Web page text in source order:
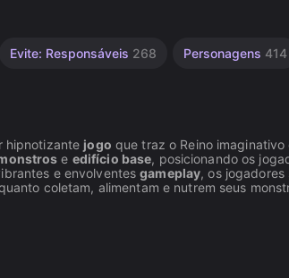
Evite: Responsáveis 268 Personagens 414
hipnotizante jogo que traz o Reino imaginativo
e edifício base, posicionando os
e envolventesgameplay, os jogadores
coletam, alimentam e nutrem seus